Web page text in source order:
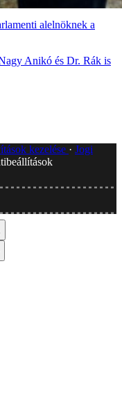
alelnöknek a
Anikó és Dr. Rák is
kezelése
Jogi